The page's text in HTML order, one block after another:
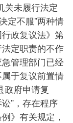
关未履行法定
定不服”两种情
政复议法》第
定职责的不作
管理部门已经
于复议前置情
政府申请复
”，存在程序
》有关规定，